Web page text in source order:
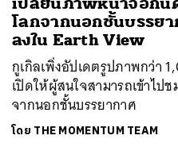
โลกจากนอกชั้นบรรย
ลงใน Earth View
กูเกิลเพิ่งอัปเดตรูปภาพกว่า
เปิดให้ผู้สนใจสามารถเข้าไป
จากนอกชั้นบรรยากาศ
โดย THE MOMENTUM TEAM